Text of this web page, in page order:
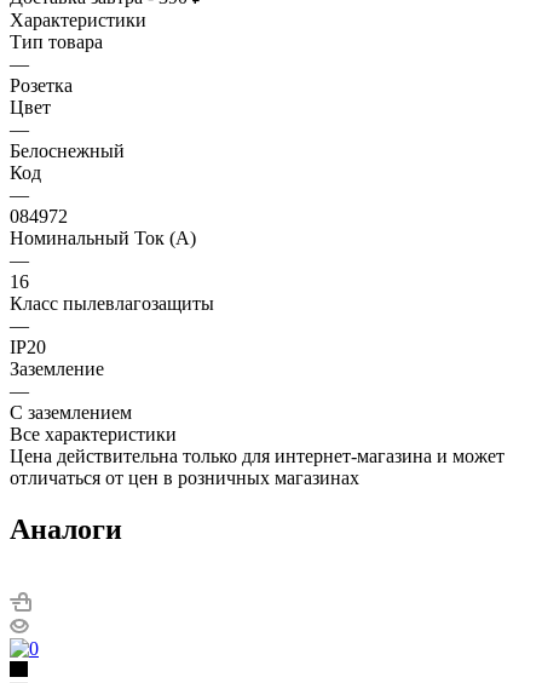
Характеристики
Тип товара
—
Розетка
Цвет
—
Белоснежный
Код
—
084972
Номинальный Ток (A)
—
16
Класс пылевлагозащиты
—
IP20
Заземление
—
С заземлением
Все характеристики
Цена действительна только для интернет-магазина и может
отличаться от цен в розничных магазинах
Аналоги